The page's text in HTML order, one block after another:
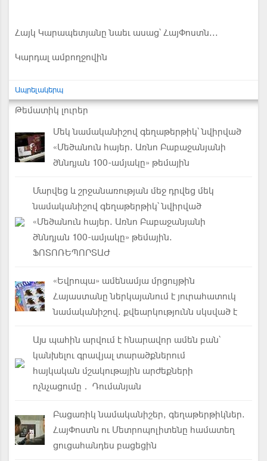
Հայկ Կարապետյանը նաեւ ասաց՝ ՀայՓոստն...
Կարդալ ամբողջովին
Ապրելակերպ
Թեմատիկ լուրեր
Մեկ նամականիշով գեղաթերթիկ՝ նվիրված
«Մեծանուն հայեր. Առնո Բաբաջանյանի
ծննդյան 100-ամյակը» թեմային
Մարվեց և շրջանառության մեջ դրվեց մեկ
նամականիշով գեղաթերթիկ՝ նվիրված
«Մեծանուն հայեր. Առնո Բաբաջանյանի
ծննդյան 100-ամյակը» թեմային.
ՖՈՏՈՌԵՊՈՐՏԱԺ
«Եվրոպա» ամենամյա մրցույթին
Հայաստանը ներկայանում է յուրահատուկ
նամականիշով. քվեարկությունն սկսված է
Այս պահին արվում է հնարավոր ամեն բան՝
կանխելու գրավյալ տարածքներում
հայկական մշակութային արժեքների
ոչնչացումը․ Դումանյան
Բացառիկ նամականիշեր, գեղաթերթիկներ.
ՀայՓոստն ու Մետրոպոլիտենը համատեղ
ցուցահանդես բացեցին